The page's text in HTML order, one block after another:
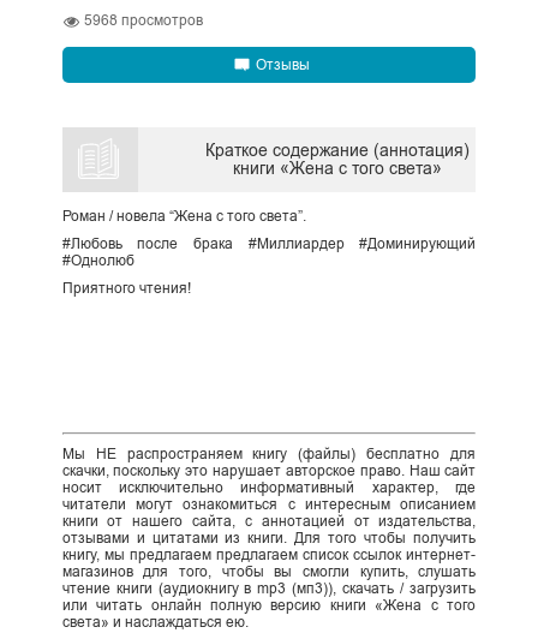
5968 просмотров
Отзывы
Краткое содержание (аннотация)
книги «Жена с того света»
Роман / новела “Жена с того света”.
#Любовь после брака #Миллиардер #Доминирующий
#Однолюб
Приятного чтения!
Мы НЕ распространяем книгу (файлы) бесплатно для
скачки, поскольку это нарушает авторское право. Наш сайт
носит исключительно информативный характер, где
читатели могут ознакомиться с интересным описанием
книги от нашего сайта, с аннотацией от издательства,
отзывами и цитатами из книги. Для того чтобы получить
книгу, мы предлагаем предлагаем список ссылок интернет-
магазинов для того, чтобы вы смогли купить, слушать
чтение книги (аудиокнигу в mp3 (мп3)), скачать / загрузить
или читать онлайн полную версию книги «Жена с того
света» и наслаждаться ею.